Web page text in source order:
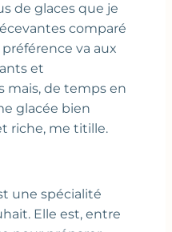
de glaces que je
comparé
va aux
et
mais, de temps en
glacée bien
riche, me titille.
une spécialité
Elle est, entre